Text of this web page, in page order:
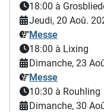
18:00 à
Jeudi, 20 Aoû.
Messe
18:00 à Lixing
Dimanche, 23
Messe
10:30 à Rouhling
Dimanche, 30